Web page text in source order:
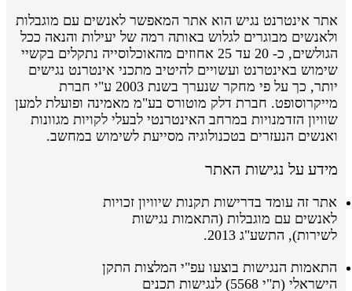
אתר אינטרנט נגיש הוא אתר המאפשר לאנשים עם מוגבלות
ולאנשים מבוגרים לגלוש באותה רמה של יעילות והנאה ככל
הגולשים, כ- 20 עד 25 אחוזים מהאוכלוסייה נתקלים בקשיי
שימוש באינטרנט ועשויים להיטיב מתכני אינטרנט נגישים
יותר, כך על פי מחקר שנערך בשנת 2003 ע"י חברת
מייקרוסופט. חברת דלק מוטורס בע"מ מאמינה ופועלת למען
שוויון הזדמנויות במרחב האינטרנטי לבעלי לקויות מגוונות
ואנשים הנעזרים בטכנולוגיה מסייעת לשימוש במחשב.
מידע על נגישות האתר
אתר זה עומד בדרישות תקנות שיוויון זכויות
לאנשים עם מוגבלות (התאמות נגישות
לשירות), התשע"ג 2013.
התאמות הנגישות בוצעועפ"יהמלצות התקן
הישראלי(ת"י 5568) לנגישות תכנים